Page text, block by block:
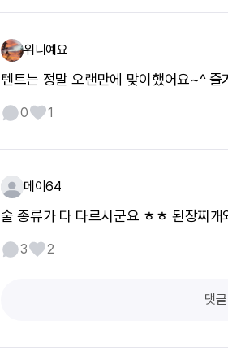
위니예요
텐트는 정말 오랜만에 맞이했어요~^
0 1
메이64
술 종류가 다 다르시군요 ㅎㅎ 된장찌개
3 2
댓